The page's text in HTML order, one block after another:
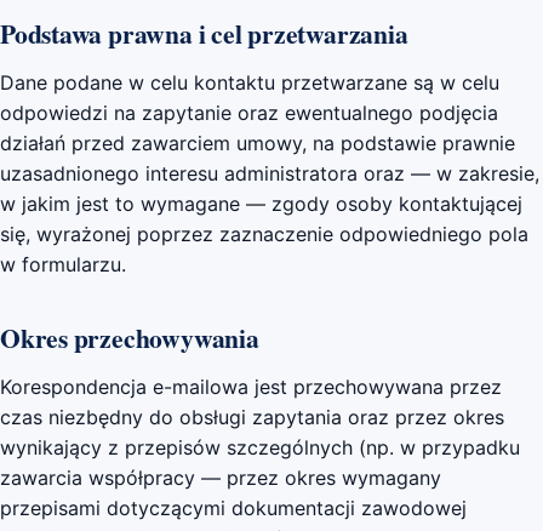
Podstawa prawna i cel przetwarzania
Dane podane w celu kontaktu przetwarzane są w celu
odpowiedzi na zapytanie oraz ewentualnego podjęcia
działań przed zawarciem umowy, na podstawie prawnie
uzasadnionego interesu administratora oraz — w zakresie,
w jakim jest to wymagane — zgody osoby kontaktującej
się, wyrażonej poprzez zaznaczenie odpowiedniego pola
w formularzu.
Okres przechowywania
Korespondencja e-mailowa jest przechowywana przez
czas niezbędny do obsługi zapytania oraz przez okres
wynikający z przepisów szczególnych (np. w przypadku
zawarcia współpracy — przez okres wymagany
przepisami dotyczącymi dokumentacji zawodowej